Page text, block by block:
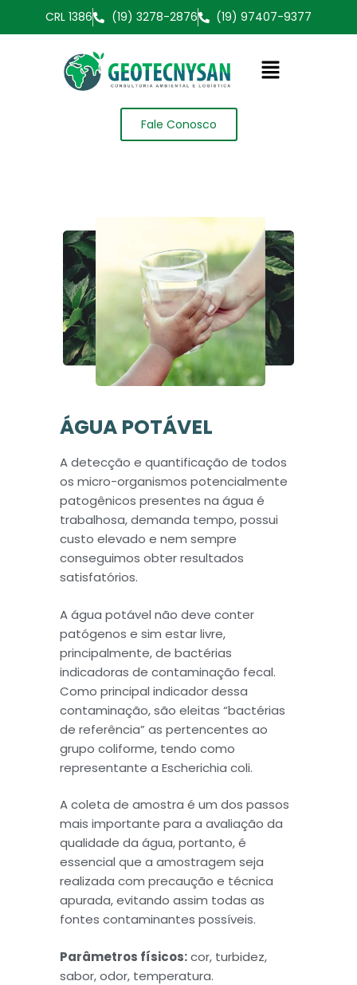
CRL 1386 (19) 3278-2876 (19) 97407-9377
Fale Conosco
ÁGUA POTÁVEL
A detecção e quantificação de todos
os micro-organismos potencialmente
patogênicos presentes na água é
trabalhosa, demanda tempo, possui
custo elevado e nem sempre
conseguimos obter resultados
satisfatórios.
A água potável não deve conter
patógenos e sim estar livre,
principalmente, de bactérias
indicadoras de contaminação fecal.
Como principal indicador dessa
contaminação, são eleitas “bactérias
de referência” as pertencentes ao
grupo coliforme, tendo como
representante a Escherichia coli.
A coleta de amostra é um dos passos
mais importante para a avaliação da
qualidade da água, portanto, é
essencial que a amostragem seja
realizada com precaução e técnica
apurada, evitando assim todas as
fontes contaminantes possíveis.
Parâmetros físicos:cor, turbidez,
sabor, odor, temperatura.